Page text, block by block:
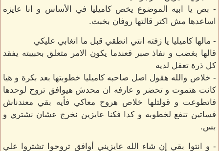
- بص يا ابيه الموضوع يخص كاميليا في الأساس و انا عايزه
اساعدها مش اكتر قالتها روفان بخبث.
- مالها كاميليا يا زفته انتي انطقي قبل ما اتغابي عليكي
قالها بغضب و نفاذ صبر فعندما يكون الامر متعلق بحبيبته يفقد
كل ذرة تعقل لديه
- خلاص والله هقول اصل صاحبه كاميليا خطوبتها بعد بكرة و هيا
كانت هتموت و تحضر و عارفه ان محدش هيوافق تروح لوحدها
فاتطوعت و قولتلها خلاص هروح معاكي فأيه بقي معندناش
فساتين تنفع لخطوبه و كدا فكنا عايزين نخرج عشان نشتري و
بس.
- و انتوا بقي إن شاء الله عايزيني أوافق تروحوا تشتروا علي